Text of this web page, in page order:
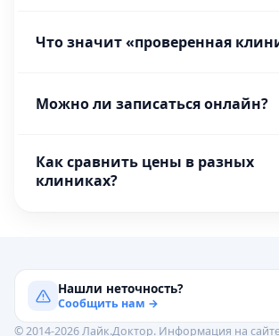
Что значит «проверенная
Можно ли записаться онлайн?
Как сравнить цены в разных
клиниках?
Нашли неточность?
Сообщить нам →
© 2014-2026 Лайк.Доктор. Информация на